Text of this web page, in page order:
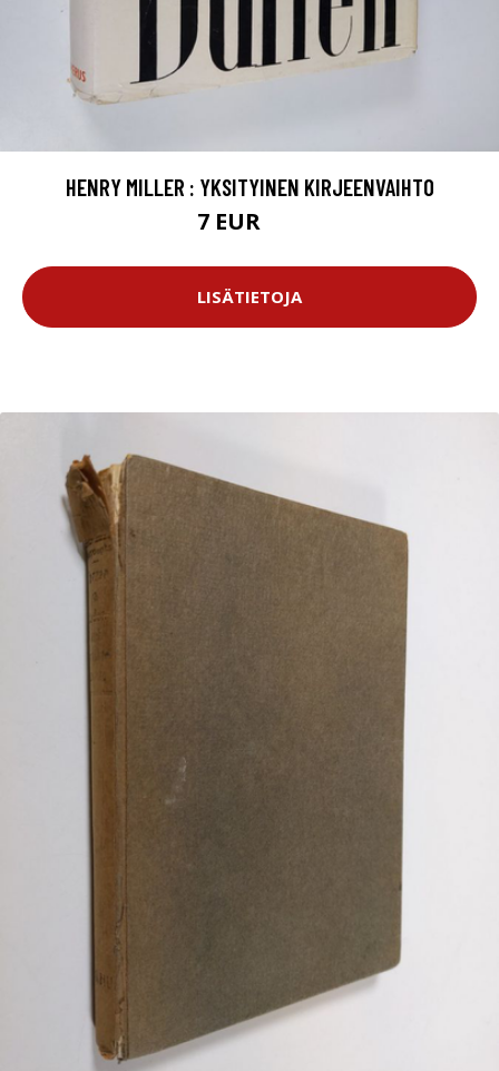
HENRY MILLER : YKSITYINEN KIRJEENVAIHTO
7 EUR
LISÄTIETOJA